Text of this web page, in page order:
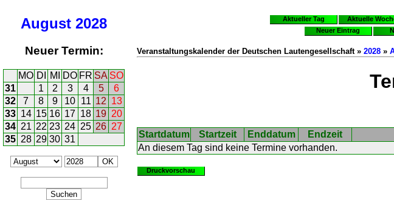
August 2028
Neuer Termin:
MO DI MI DO FR SA SO
31
1 2 3 4 5
6
32
7 8 9 10 11 12 13
33 14 15 16 17 18 19 20
34 21 22 23 24 25 26 27
35 28 29 30 31
Aktueller Tag Aktuelle
Neuer Eintrag
Veranstaltungskalender der Deutschen Lautengesellschaft » 2028 »
Startdatum Startzeit Enddatum Endzeit
An diesem Tag sind keine Termine vorhanden.
Druckvorschau